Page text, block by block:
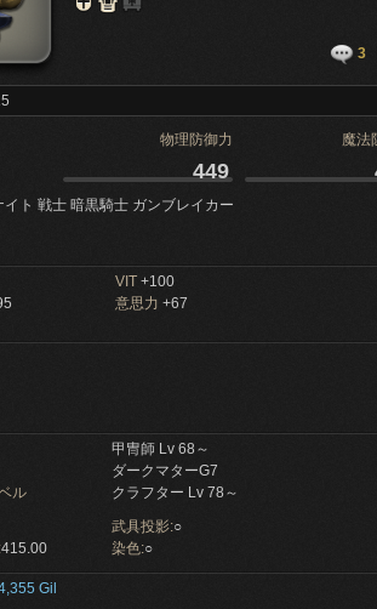
3
物理防御力 魔法
449
ト 戦士 暗黒騎士 ガンブレイカー
VIT +100
意思力 +67
甲冑師 Lv 68～
ダークマターG7
ル
クラフター Lv 78～
武具投影:○
415.00 染色:○
Gil